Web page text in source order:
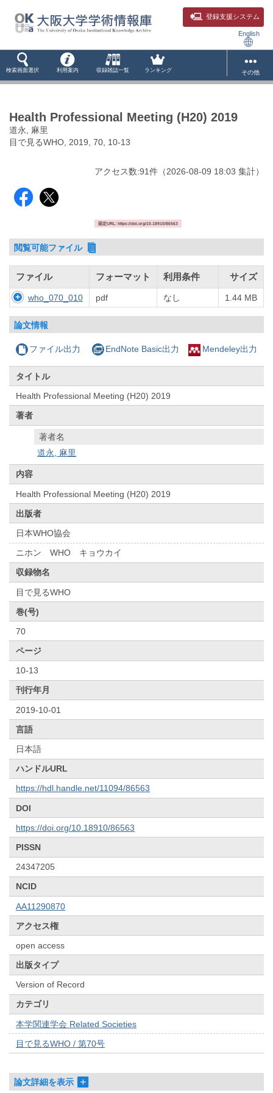
登録支援システム
English
検索画面選択 利用案内 収録雑誌一覧 ランキング その他
Health Professional Meeting (H20) 2019
道永, 麻里
目で見るWHO, 2019, 70, 10-13
アクセス数:91件 （2026-08-09 18:03 集計）
固定URL: https://doi.org/10.18910/86563
閲覧可能ファイル
ファイル フォーマット 利用条件 サイズ
who_070_010 pdf なし 1.44 MB
論文情報
ファイル出力 EndNote Basic出力 Mendeley出力
タイトル
Health Professional Meeting (H20) 2019
著者
著者名
道永, 麻里
内容
Health Professional Meeting (H20) 2019
出版者
日本WHO協会
ニホン WHO キョウカイ
収録物名
目で見るWHO
巻(号)
70
ページ
10-13
刊行年月
2019-10-01
言語
日本語
ハンドルURL
https://hdl.handle.net/11094/86563
DOI
https://doi.org/10.18910/86563
PISSN
24347205
NCID
AA11290870
アクセス権
open access
出版タイプ
Version of Record
カテゴリ
本学関連学会 Related Societies
目で見るWHO / 第70号
論文詳細を表示